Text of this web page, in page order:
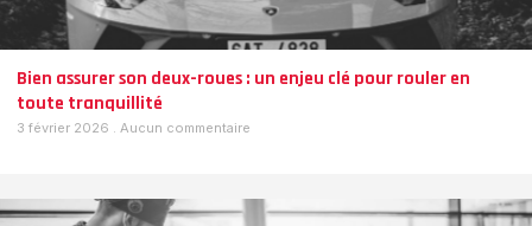
Bien assurer son deux-roues : un enjeu clé pour rouler en
toute tranquillité
3 février 2026 Aucun commentaire